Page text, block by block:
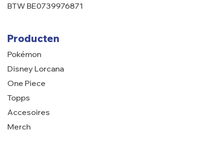
Producten
Pokémon
Disney Lorcana
One Piece
Topps
Accesoires
Merch
BTW BE0739976871